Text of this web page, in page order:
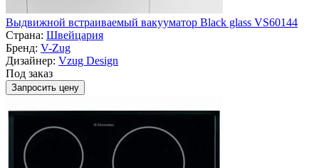
Выдвижной встраиваемый вакууматор Black glass VS60144
Страна: Швейцария
Бренд: V-Zug
Дизайнер: Vzug Design
Под заказ
Запросить цену